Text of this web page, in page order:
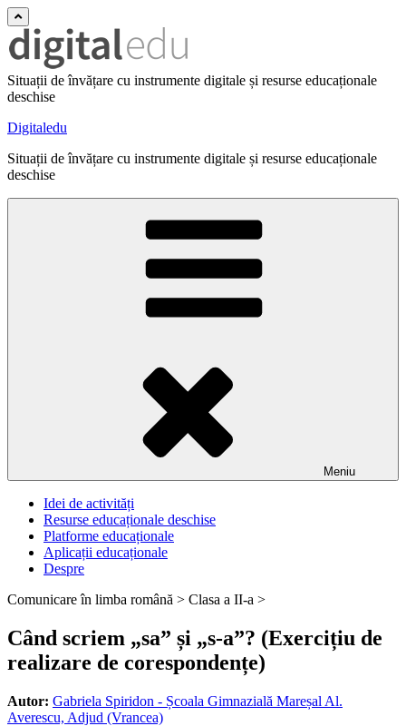
Situații de învățare cu instrumente digitale și resurse educaționale
deschise
Digitaledu
Situații de învățare cu instrumente digitale și resurse educaționale
deschise
Meniu
Idei de activități
Resurse educaționale deschise
Platforme educaționale
Aplicații educaționale
Despre
Comunicare în limba română > Clasa a II-a >
Când scriem „sa” și „s-a”? (Exercițiu de
realizare de corespondențe)
Autor: Gabriela Spiridon - Școala Gimnazială Mareșal Al.
Averescu, Adjud (Vrancea)